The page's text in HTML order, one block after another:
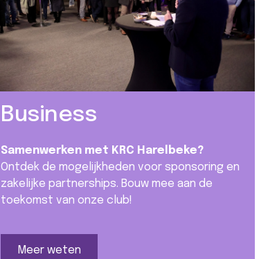
Business
Samenwerken met KRC Harelbeke?
Ontdek de mogelijkheden voor sponsoring en
zakelijke partnerships. Bouw mee aan de
toekomst van onze club!
Meer weten